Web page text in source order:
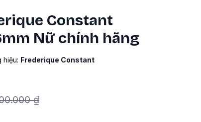
Constant
Nữ chính hãng
hiệu: Frederique Constant
₫